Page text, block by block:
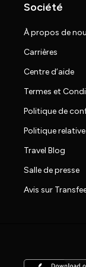
Société
À propos de
Carrières
Centre d’aide
Termes et
Politique de
Politique
Travel Blog
Salle de presse
Avis sur